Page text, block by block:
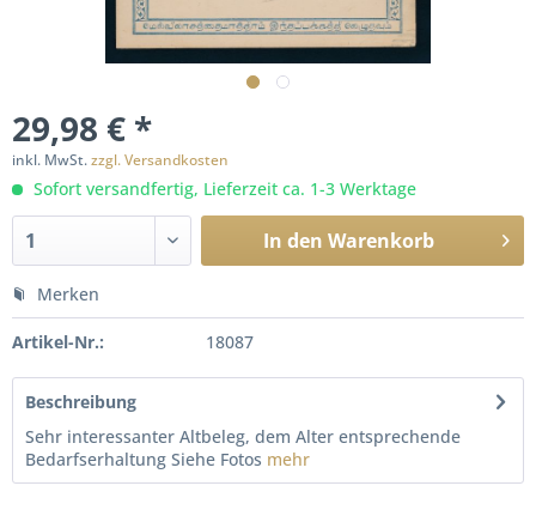
29,98 € *
inkl. MwSt.zzgl. Versandkosten
Sofort versandfertig, Lieferzeit ca. 1-3 Werktage
In den Warenkorb
Merken
Artikel-Nr.: 18087
Beschreibung
Sehr interessanter Altbeleg, dem Alter entsprechende
Bedarfserhaltung Siehe Fotos mehr